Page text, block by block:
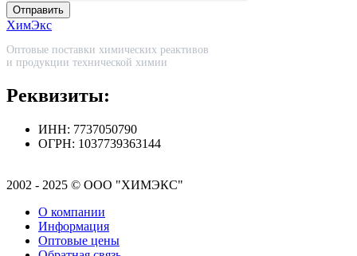
Отправить
ХимЭкс
Оптовые поставки химических реактивов
и продукции технической химии
Реквизиты:
ИНН: 7737050790
ОГРН: 1037739363144
2002 - 2025 © ООО "ХИМЭКС"
О компании
Информация
Оптовые цены